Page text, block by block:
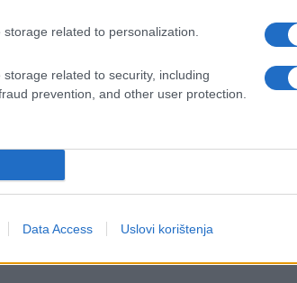
related to personalization.
related to security, including
prevention, and other user protection.
Data Access Uslovi korištenja